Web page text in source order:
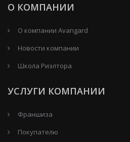
О КОМПАНИИ
О компании Avangard
Новости компании
Школа Риэлтора
УСЛУГИ КОМПАНИИ
Франшиза
Покупателю